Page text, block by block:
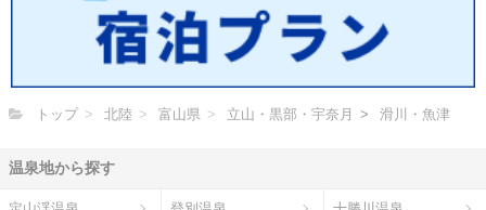
トップ 北陸 富山県 立山・黒部・宇奈月 滑川・魚津
温泉地から探す